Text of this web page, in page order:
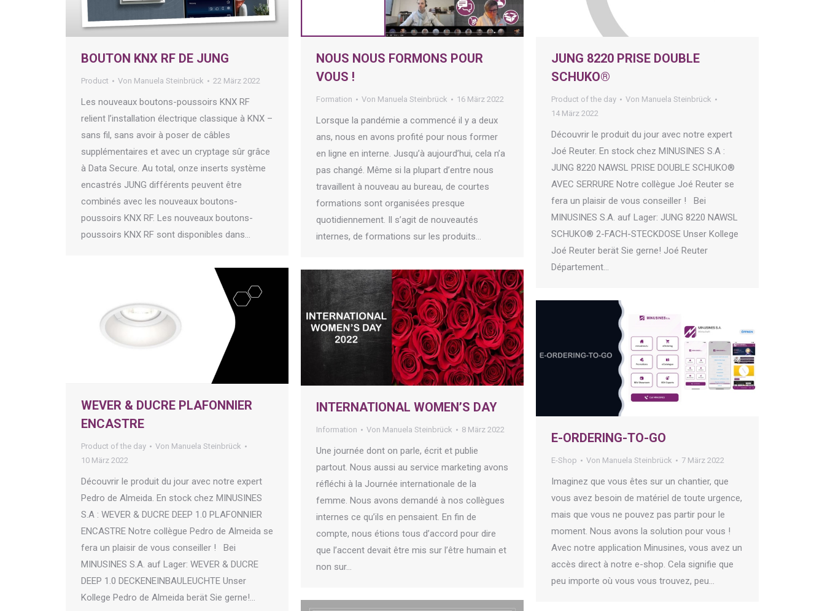
BOUTON KNX RF DE JUNG
Product Von Manuela Steinbrück 22 März 2022
Les nouveaux boutons-poussoirs KNX RF
relient l’installation électrique classique à KNX –
sans fil, sans avoir à poser de câbles
supplémentaires et avec un cryptage sûr grâce
à Data Secure. Au total, onze inserts système
encastrés JUNG différents peuvent être
combinés avec les nouveaux boutons-
poussoirs KNX RF. Les nouveaux boutons-
poussoirs KNX RF sont disponibles dans…
NOUS NOUS FORMONS POUR
VOUS !
Formation Von Manuela Steinbrück 16 März 2022
Lorsque la pandémie a commencé il y a deux
ans, nous en avons profité pour nous former
en ligne en interne. Jusqu’à aujourd’hui, cela n’a
pas changé. Même si la plupart d’entre nous
travaillent à nouveau au bureau, de courtes
formations sont organisées presque
quotidiennement. Il s’agit de nouveautés
internes, de formations sur les produits…
JUNG 8220 PRISE DOUBLE
SCHUKO®
Product of the day Von Manuela Steinbrück
14 März 2022
Découvrir le produit du jour avec notre expert
Joé Reuter. En stock chez MINUSINES S.A :
JUNG 8220 NAWSL PRISE DOUBLE SCHUKO®
AVEC SERRURE Notre collègue Joé Reuter se
fera un plaisir de vous conseiller ! Bei
MINUSINES S.A. auf Lager: JUNG 8220 NAWSL
SCHUKO® 2-FACH-STECKDOSE Unser Kollege
Joé Reuter berät Sie gerne! Joé Reuter
Département…
WEVER & DUCRE PLAFONNIER
ENCASTRE
Product of the day Von Manuela Steinbrück
10 März 2022
Découvrir le produit du jour avec notre expert
Pedro de Almeida. En stock chez MINUSINES
S.A : WEVER & DUCRE DEEP 1.0 PLAFONNIER
ENCASTRE Notre collègue Pedro de Almeida se
fera un plaisir de vous conseiller ! Bei
MINUSINES S.A. auf Lager: WEVER & DUCRE
DEEP 1.0 DECKENEINBAULEUCHTE Unser
Kollege Pedro de Almeida berät Sie gerne!…
INTERNATIONAL WOMEN’S DAY
Information Von Manuela Steinbrück 8 März 2022
Une journée dont on parle, écrit et publie
partout. Nous aussi au service marketing avons
réfléchi à la Journée internationale de la
femme. Nous avons demandé à nos collègues
internes ce qu’ils en pensaient. En fin de
compte, nous étions tous d’accord pour dire
que l’accent devait être mis sur l’être humain et
non sur…
E-ORDERING-TO-GO
E-Shop Von Manuela Steinbrück 7 März 2022
Imaginez que vous êtes sur un chantier, que
vous avez besoin de matériel de toute urgence,
mais que vous ne pouvez pas partir pour le
moment. Nous avons la solution pour vous !
Avec notre application Minusines, vous avez un
accès direct à notre e-shop. Cela signifie que
peu importe où vous vous trouvez, peu…